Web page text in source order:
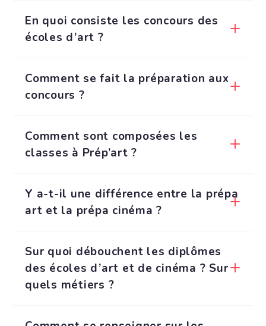
En quoi consiste les concours des
écoles d’art ?
Comment se fait la préparation aux
concours ?
Comment sont composées les
classes à Prép’art ?
Y a-t-il une différence entre la prépa
art et la prépa cinéma ?
Sur quoi débouchent les diplômes
des écoles d’art et de cinéma ? Sur
quels métiers ?